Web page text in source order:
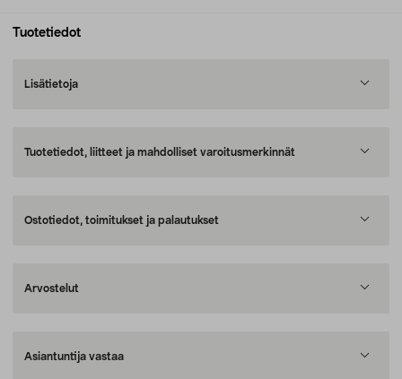
Tuotetiedot
Lisätietoja
Tuotetiedot, liitteet ja mahdolliset varoitusmerkinnät
Ostotiedot, toimitukset ja palautukset
Arvostelut
Asiantuntija vastaa